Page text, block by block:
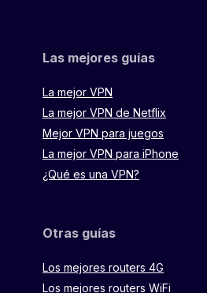
Las mejores guías
La mejor VPN
La mejor VPN de Netflix
Mejor VPN para juegos
La mejor VPN para iPhone
¿Qué es una VPN?
Otras guías
Los mejores routers 4G
Los mejores routers WiFi